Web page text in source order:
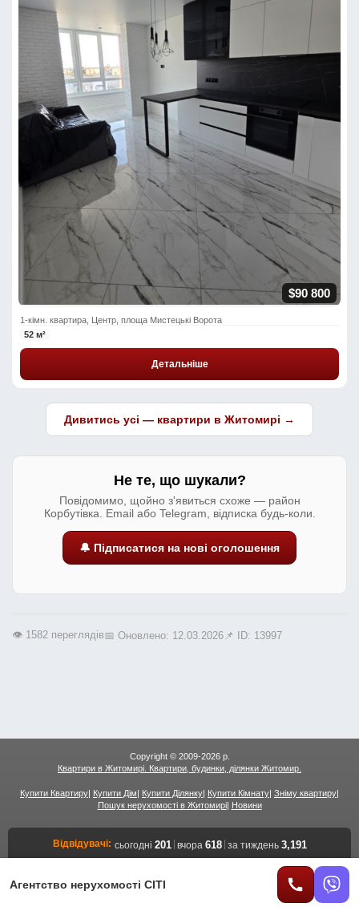
$90 800
1-кімн. квартира, Центр, площа Мистецькі Ворота
52 м²
Детальніше
Дивитись усі — квартири в Житомирі →
Не те, що шукали?
Повідомимо, щойно з'явиться схоже — район
Корбутівка. Email або Telegram, відписка будь-коли.
🔔 Підписатися на нові оголошення
👁️ 1582 переглядів📅 Оновлено: 12.03.2026📌 ID: 13997
Агентство нерухомості СІТІ
Copyright © 2009-2026 р.
Квартири в Житомирі. Квартири, будинки, ділянки Житомир.
Купити Квартиру| Купити Дім| Купити Ділянку| Купити Кімнату| Зніму квартиру|
Пошук нерухомості в Житомирі| Новини
Відвідувачі: сьогодні 201 | вчора 618 | за тиждень 3,191
Переглядів сторінок: | |
сьогодні за тиждень 6,403